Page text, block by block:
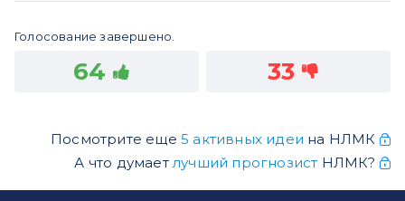
Голосование завершено.
64 33
Посмотрите еще 5 активных идеи на НЛМК
А что думает лучший прогнозист НЛМК?